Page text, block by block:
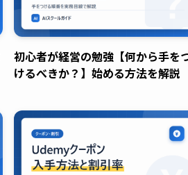
初心者が経営の勉強【何から手を
けるべきか？】始める方法を解説